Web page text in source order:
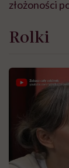
złożoności
Rolki